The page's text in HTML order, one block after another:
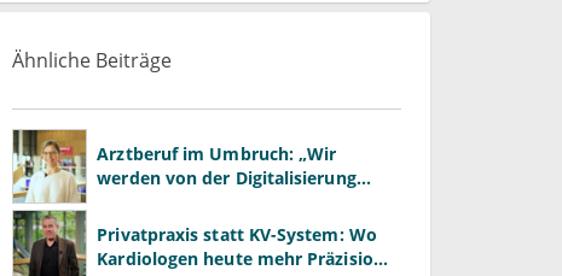
Ähnliche Beiträge
Arztberuf im Umbruch: „Wir
werden von der Digitalisierung
wir wollen"
Privatpraxis statt KV-System: Wo
Kardiologen heute mehr Präzision